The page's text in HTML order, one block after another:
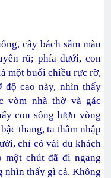
cây bách sẫm màu
rũ; phía dưới, con
một buổi chiều rực rỡ,
độ cao này, nhìn thấy
vòm nhà thờ và gác
con sông lượn vòng
thang, ta thâm nhập
chỉ có vài du khách
một chút đã đi ngang
nhìn thấy gì cả. Không